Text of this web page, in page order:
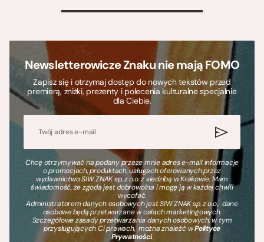
>
Newsletterowicze Znaku nie mają FOMO
Zapisz się i otrzymaj dostęp do nowych tekstów przed
premierą, zniżki, prezenty i polecenia kulturalne specjalnie
dla Ciebie.
Chcę otrzymywać na podany przeze mnie adres e-mail informacje
o promocjach, produktach, usługach oferowanych przez
wydawnictwo SIW ZNAK sp. z o.o. z siedzibą w Krakowie. Mam
świadomość, że zgoda jest dobrowolna i mogę ją w każdej chwili
wycofać.
Administratorem danych osobowych jest SIW ZNAK sp. z o.o., dane
osobowe będą przetwarzane w celach marketingowych.
Szczegółowe zasady przetwarzania danych osobowych, w tym
przysługujących Ci prawach, można znaleźć wPolityce
Prywatności.